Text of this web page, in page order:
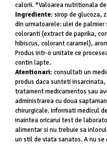
calorii. *Valoarea nutritionala
Ingrediente: sirop de glucoza,
din urmatoarele: ulei de palmier
coloranti (extract de paprika,
hibiscus, colorant caramel),
Produs intr-o unitate ce
contin lapte.
Atentionari: consultati un
produs daca sunteti
tratament medicamentos sau
administrarea cu doua
chirurgicale. Informati medicul
inaintea oricarui test de
alimentar si nu trebuie sa
un stil de viata sanatos. A nu